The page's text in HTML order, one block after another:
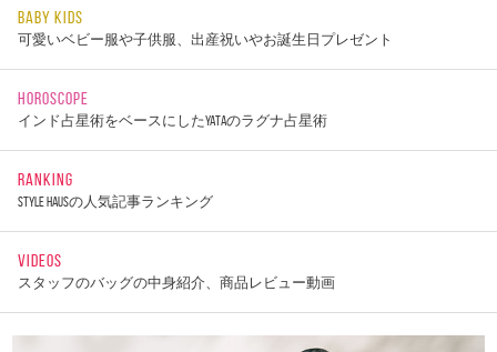
BABY KIDS
可愛いベビー服や子供服、出産祝いやお誕生日プレゼント
HOROSCOPE
インド占星術をベースにしたYATAのラグナ占星術
RANKING
STYLE HAUSの人気記事ランキング
VIDEOS
スタッフのバッグの中身紹介、商品レビュー動画